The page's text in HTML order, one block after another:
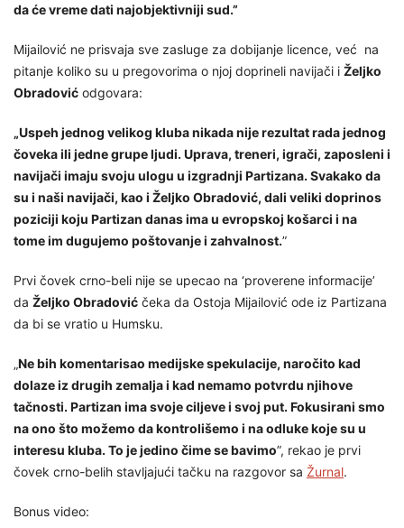
da će vreme dati najobjektivniji sud.”
Mijailović ne prisvaja sve zasluge za dobijanje licence, već na
pitanje koliko su u pregovorima o njoj doprineli navijači i Željko
Obradović odgovara:
„Uspeh jednog velikog kluba nikada nije rezultat rada jednog
čoveka ili jedne grupe ljudi. Uprava, treneri, igrači, zaposleni i
navijači imaju svoju ulogu u izgradnji Partizana. Svakako da
su i naši navijači, kao i Željko Obradović, dali veliki doprinos
poziciji koju Partizan danas ima u evropskoj košarci i na
tome im dugujemo poštovanje i zahvalnost.”
Prvi čovek crno-beli nije se upecao na ‘proverene informacije’
da Željko Obradović čeka da Ostoja Mijailović ode iz Partizana
da bi se vratio u Humsku.
„Ne bih komentarisao medijske spekulacije, naročito kad
dolaze iz drugih zemalja i kad nemamo potvrdu njihove
tačnosti. Partizan ima svoje ciljeve i svoj put. Fokusirani smo
na ono što možemo da kontrolišemo i na odluke koje su u
interesu kluba. To je jedino čime se bavimo”, rekao je prvi
čovek crno-belih stavljajući tačku na razgovor sa Žurnal.
Bonus video: